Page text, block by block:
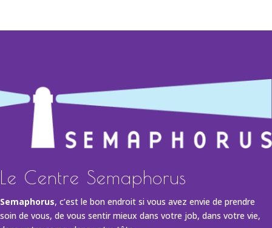
Le Centre Semaphorus
Semaphorus, c’est le bon endroit si vous avez envie de prendre
soin de vous, de vous sentir mieux dans votre job, dans votre vie,